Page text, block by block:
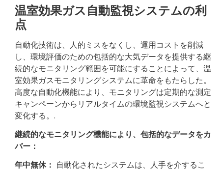
温室効果ガス自動監視システムの利
点
自動化技術は、人的ミスをなくし、運用コストを削減
し、環境評価のための包括的な大気データを提供する継
続的なモニタリング範囲を可能にすることによって、温
室効果ガスモニタリングシステムに革命をもたらした。
高度な自動化機能により、モニタリングは定期的な測定
キャンペーンからリアルタイムの環境監視システムへと
変化する。.
継続的なモニタリング機能により、包括的なデータをカ
バー：
年中無休： 自動化されたシステムは、人手を介するこ